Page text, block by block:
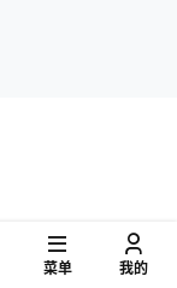
菜单 我的